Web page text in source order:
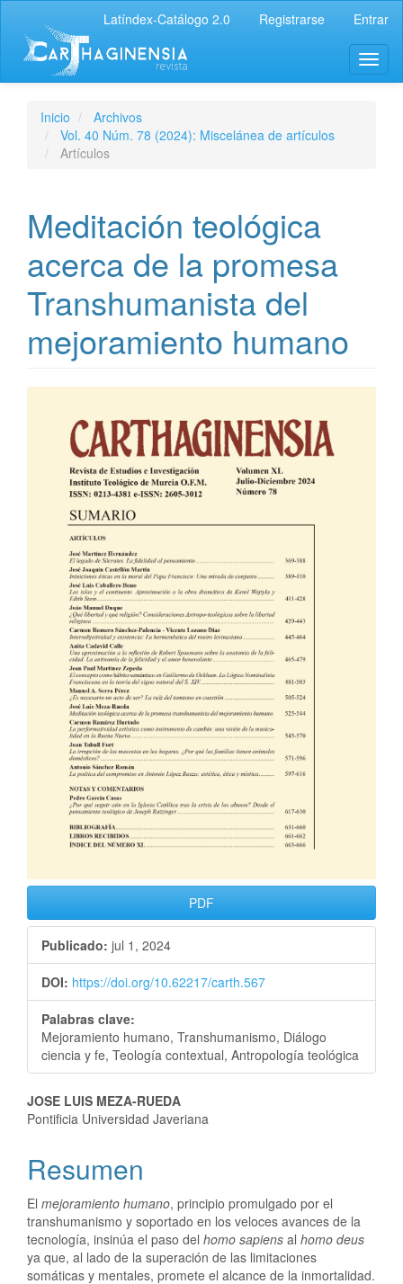
Latíndex-Catálogo 2.0 Registrarse Entrar
Inicio
Archivos
Vol. 40 Núm. 78 (2024): Miscelánea de artículos
Artículos
Meditación teológica
acerca de la promesa
Transhumanista del
mejoramiento humano
PDF
Publicado: jul 1, 2024
DOI: https://doi.org/10.62217/carth.567
Palabras clave:
Mejoramiento humano, Transhumanismo, Diálogo
ciencia y fe, Teología contextual, Antropología teológica
JOSE LUIS MEZA-RUEDA
Pontificia Universidad Javeriana
Resumen
El mejoramiento humano, principio promulgado por el
transhumanismo y soportado en los veloces avances de la
tecnología, insinúa el paso del homo sapiens al homo deus
ya que, al lado de la superación de las limitaciones
somáticas y mentales, promete el alcance de la inmortalidad.